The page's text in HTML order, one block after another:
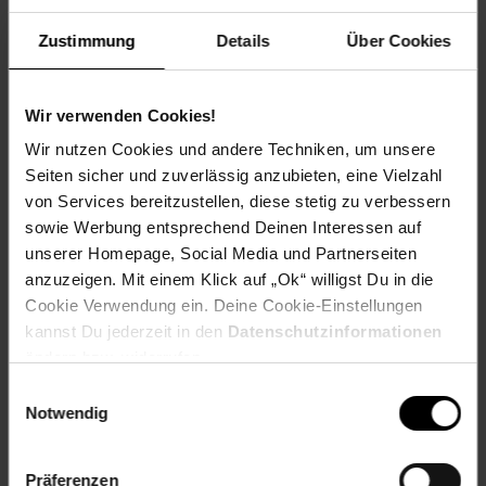
Zustimmung Details Über Cookies
Wir verwenden Cookies!
Wir nutzen Cookies und andere Techniken, um unsere
Seiten sicher und zuverlässig anzubieten, eine Vielzahl
von Services bereitzustellen, diese stetig zu verbessern
sowie Werbung entsprechend Deinen Interessen auf
unserer Homepage, Social Media und Partnerseiten
anzuzeigen. Mit einem Klick auf „Ok“ willigst Du in die
Cookie Verwendung ein. Deine Cookie-Einstellungen
kannst Du jederzeit in den Datenschutzinformationen
Notwendig
Präferenzen
Herstellerinformationen
Altgeräterücknahme
Fußzeile
Weitere Online-Angebote
Netto Reisen TV-Shop Weinwelt